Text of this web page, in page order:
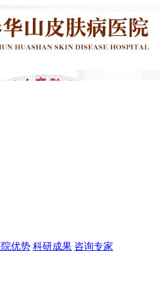
院优势 科研成果 咨询专家